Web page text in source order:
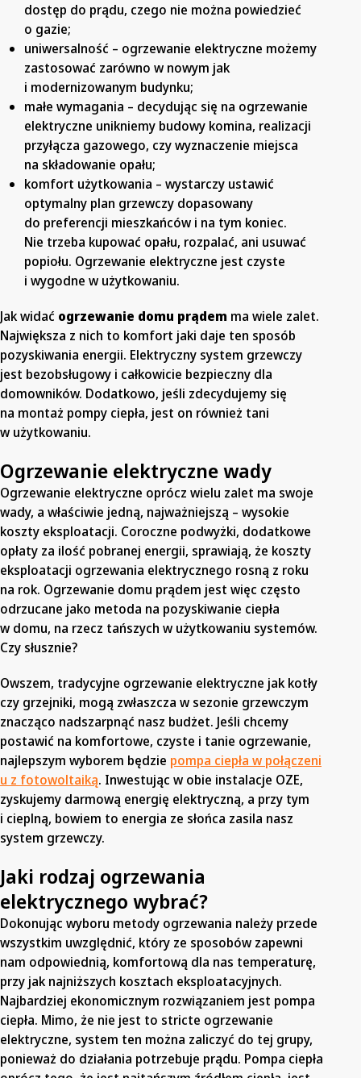
dostęp do prądu, czego nie można powiedzieć
o gazie;
uniwersalność – ogrzewanie elektryczne możemy
zastosować zarówno w nowym jak
i modernizowanym budynku;
małe wymagania – decydując się na ogrzewanie
elektryczne unikniemy budowy komina, realizacji
przyłącza gazowego, czy wyznaczenie miejsca
na składowanie opału;
komfort użytkowania – wystarczy ustawić
optymalny plan grzewczy dopasowany
do preferencji mieszkańców i na tym koniec.
Nie trzeba kupować opału, rozpalać, ani usuwać
popiołu. Ogrzewanie elektryczne jest czyste
i wygodne w użytkowaniu.
Jak widać ogrzewanie domu prądem ma wiele zalet.
Największa z nich to komfort jaki daje ten sposób
pozyskiwania energii. Elektryczny system grzewczy
jest bezobsługowy i całkowicie bezpieczny dla
domowników. Dodatkowo, jeśli zdecydujemy się
na montaż pompy ciepła, jest on również tani
w użytkowaniu.
Ogrzewanie elektryczne wady
Ogrzewanie elektryczne oprócz wielu zalet ma swoje
wady, a właściwie jedną, najważniejszą – wysokie
koszty eksploatacji. Coroczne podwyżki, dodatkowe
opłaty za ilość pobranej energii, sprawiają, że koszty
eksploatacji ogrzewania elektrycznego rosną z roku
na rok. Ogrzewanie domu prądem jest więc często
odrzucane jako metoda na pozyskiwanie ciepła
w domu, na rzecz tańszych w użytkowaniu systemów.
Czy słusznie?
Owszem, tradycyjne ogrzewanie elektryczne jak kotły
czy grzejniki, mogą zwłaszcza w sezonie grzewczym
znacząco nadszarpnąć nasz budżet. Jeśli chcemy
postawić na komfortowe, czyste i tanie ogrzewanie,
najlepszym wyborem będzie pompa ciepła w połączeni
u z fotowoltaiką. Inwestując w obie instalacje OZE,
zyskujemy darmową energię elektryczną, a przy tym
i cieplną, bowiem to energia ze słońca zasila nasz
system grzewczy.
Jaki rodzaj ogrzewania
elektrycznego wybrać?
Dokonując wyboru metody ogrzewania należy przede
wszystkim uwzględnić, który ze sposobów zapewni
nam odpowiednią, komfortową dla nas temperaturę,
przy jak najniższych kosztach eksploatacyjnych.
Najbardziej ekonomicznym rozwiązaniem jest pompa
ciepła. Mimo, że nie jest to stricte ogrzewanie
elektryczne, system ten można zaliczyć do tej grupy,
ponieważ do działania potrzebuje prądu. Pompa ciepła